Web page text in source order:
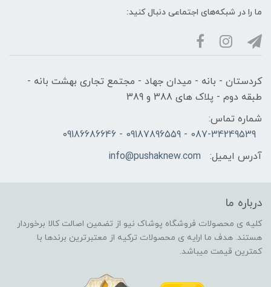
ما را در شبکه‌های اجتماعی دنبال کنید:
کردستان - بانه - میدان جهاد - مجتمع تجاری بهشت بانه -
طبقه دوم - پلاک های 388 و 389
شماره تماس:
087-34249539 - 09187896559 - 09186686646
آدرس ایمیل:
info@pushaknew.com
درباره ما
کلیه ی محصولات فروشگاه پوشاک نیو از تضمین اصالت کالا برخوردار
هستند. هدف ما ارایه ی محصولات ترکیه از معتبرترین برندها با
کمترین قیمت میباشد.